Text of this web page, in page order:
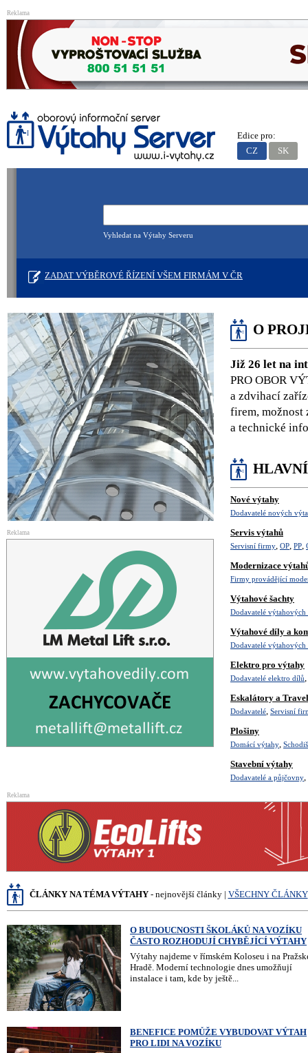
Reklama
Vyhledat na Výtahy Serveru
ZADAT VÝBĚROVÉ ŘÍZENÍ VŠEM FIRMÁM V ČR
Edice pro:
CZ
SK
Reklama
O
Již 26 let na
PRO OBOR
a zdvihací
firem, možnost
a technické
Nové výtahy
Dodavatelé nových
Servis výtahů
Servisní firmy, OP, PP,
Modernizace
Firmy provádějící
Výtahové šachty
Dodavatelé výtahových
Výtahové díly a
Dodavatelé
Elektro pro výtahy
Dodavatelé elektro dílů,
Eskalátory a
Dodavatelé, Servisní
Plošiny
Domácí výtahy,
Stavební výtahy
Dodavatelé a půjčovny,
Reklama
ČLÁNKY NA TÉMA VÝTAHY - nejnovější články | VŠECHNY ČLÁNKY
O BUDOUCNOSTI ŠKOLÁKŮ NA VOZÍKU
ČASTO ROZHODUJÍ CHYBĚJÍCÍ VÝTAHY
Výtahy najdeme v římském Koloseu i na
Hradě. Moderní technologie dnes umožňují
instalace i tam, kde by ještě...
BENEFICE POMŮŽE VYBUDOVAT VÝTAH
PRO LIDI NA VOZÍKU